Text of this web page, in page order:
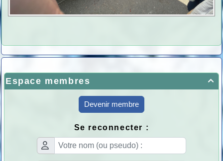

Espace membres
Devenir membre
Se reconnecter :